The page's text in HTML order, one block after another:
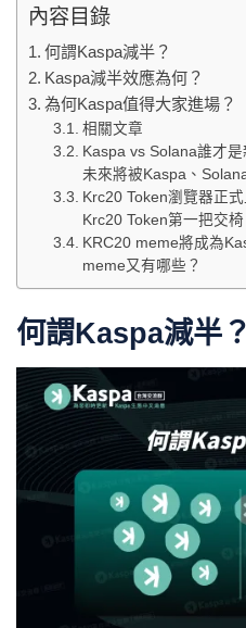
內容目錄
何謂Kaspa減半？
Kaspa減半效應為何？
為何Kaspa值得大家進場？
相關文章
Kaspa vs Solana誰才
未來將被Kaspa、
Krc20 Token瀏覽器正
Krc20 Token第一把交椅
KRC20 meme將成為
meme又有哪些？
何謂Kaspa減半？